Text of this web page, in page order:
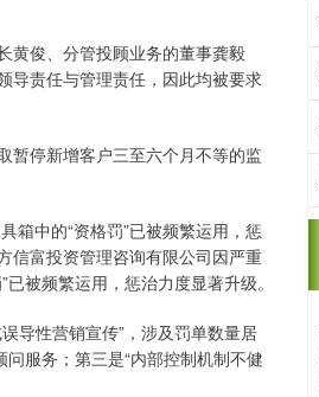
俊、分管投顾业务的董事龚毅
导责任与管理责任，因此均被要求
停新增客户三至六个月不等的监
中的“资格罚”已被频繁运用，惩
信富投资管理咨询有限公司因严重
被频繁运用，惩治力度显著升级。
导性营销宣传”，涉及罚单数量居
服务；第三是“内部控制机制不健